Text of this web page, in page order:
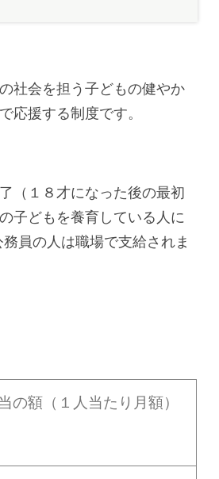
社会を担う子どもの健やか
応援する制度です。
（１８才になった後の最初
子どもを養育している人に
員の人は職場で支給されま
の額（１人当たり月額）